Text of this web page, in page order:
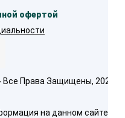
офертой
Все Права Защищены, 2026
на данном сайте